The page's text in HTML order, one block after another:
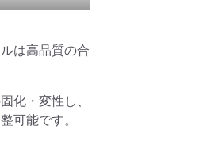
は高品質の合
化・変性し、
可能です。